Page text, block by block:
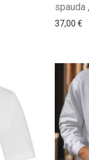
spauda
37,00 €